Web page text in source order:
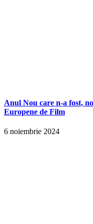
Anul Nou care n-a fost,
Europene de Film
6 noiembrie 2024